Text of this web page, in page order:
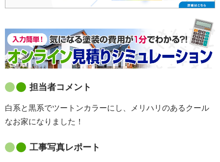
担当者コメント
白系と黒系でツートンカラーにし、メリハリのあるクール
なお家になりました！
工事写真レポート